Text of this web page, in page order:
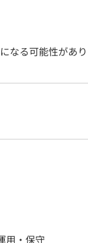
なる可能性があり
用・保守